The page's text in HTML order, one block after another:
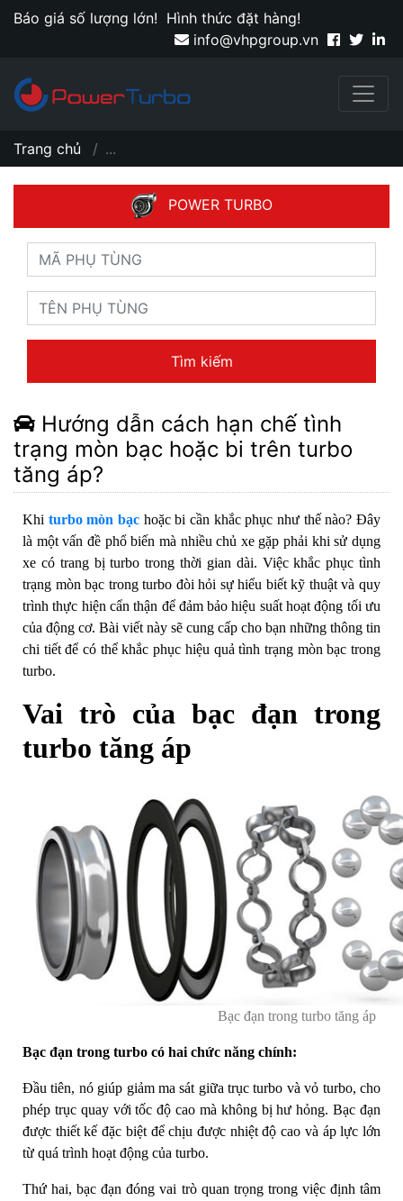
Báo giá số lượng lớn! Hình thức đặt hàng!
info@vhpgroup.vn
Trang chủ ...
POWER TURBO
Tìm kiếm
Hướng dẫn cách hạn chế tình
trạng mòn bạc hoặc bi trên turbo
tăng áp?
Khi turbo mòn bạc hoặc bi cần khắc phục như thế nào? Đây
là một vấn đề phổ biến mà nhiều chủ xe gặp phải khi sử dụng
xe có trang bị turbo trong thời gian dài. Việc khắc phục tình
trạng mòn bạc trong turbo đòi hỏi sự hiểu biết kỹ thuật và quy
trình thực hiện cẩn thận để đảm bảo hiệu suất hoạt động tối ưu
của động cơ. Bài viết này sẽ cung cấp cho bạn những thông tin
chi tiết để có thể khắc phục hiệu quả tình trạng mòn bạc trong
turbo.
Vai trò của bạc đạn trong
turbo tăng áp
Bạc đạn trong turbo tăng áp
Bạc đạn trong turbo có hai chức năng chính:
Đầu tiên, nó giúp giảm ma sát giữa trục turbo và vỏ turbo, cho
phép trục quay với tốc độ cao mà không bị hư hỏng. Bạc đạn
được thiết kế đặc biệt để chịu được nhiệt độ cao và áp lực lớn
từ quá trình hoạt động của turbo.
Thứ hai, bạc đạn đóng vai trò quan trọng trong việc định tâm